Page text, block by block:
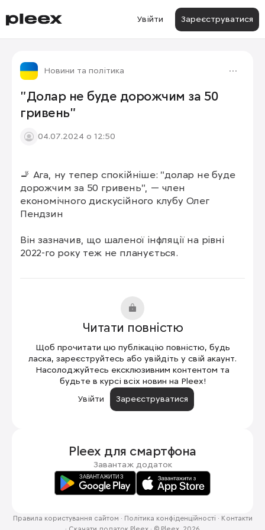
Увійти Зареєструватися
Новини та політика
"Долар не буде дорожчим за 50
гривень"
04.07.2024 о 12:50
🚬 Ага, ну тепер спокійніше: "долар не буде
дорожчим за 50 гривень", — член
економічного дискусійного клубу Олег
Пендзин
Він зазначив, що шаленої інфляції на рівні
2022-го року теж не планується.
Читати повністю
Щоб прочитати цю публікацію повністю, будь
ласка, зареєструйтесь або увійдіть у свій акаунт.
Насолоджуйтесь ексклюзивним контентом та
будьте в курсі всіх новин на Pleex!
Увійти
Зареєструватися
Pleex для смартфона
Завантаж додаток
Правила користування сайтом · Політика конфіденційності · Контакти